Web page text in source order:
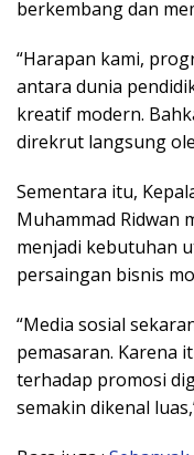
berkembang dan
“Harapan kami,
antara dunia
kreatif modern.
direkrut langsung
Sementara itu,
Muhammad Ridwan
menjadi kebutuhan
persaingan bisnis
“Media sosial
pemasaran. Karena
terhadap promosi
semakin dikenal